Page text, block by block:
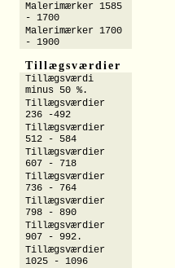
Malerimærker 1585
- 1700
Malerimærker 1700
- 1900
Tillægsværdier
Tillægsværdi
minus 50 %.
Tillægsværdier
236 -492
Tillægsværdier
512 - 584
Tillægsværdier
607 - 718
Tillægsværdier
736 - 764
Tillægsværdier
798 - 890
Tillægsværdier
907 - 992.
Tillægsværdier
1025 - 1096